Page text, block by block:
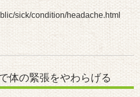
sick/condition/headache.html
体の緊張をやわらげる